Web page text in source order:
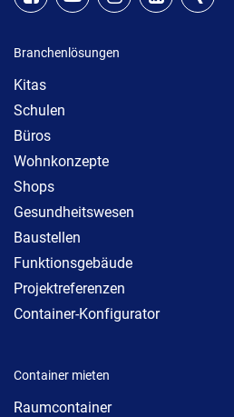
Branchenlösungen
Kitas
Schulen
Büros
Wohnkonzepte
Shops
Gesundheitswesen
Baustellen
Funktionsgebäude
Projektreferenzen
Container-Konfigurator
Container mieten
Raumcontainer